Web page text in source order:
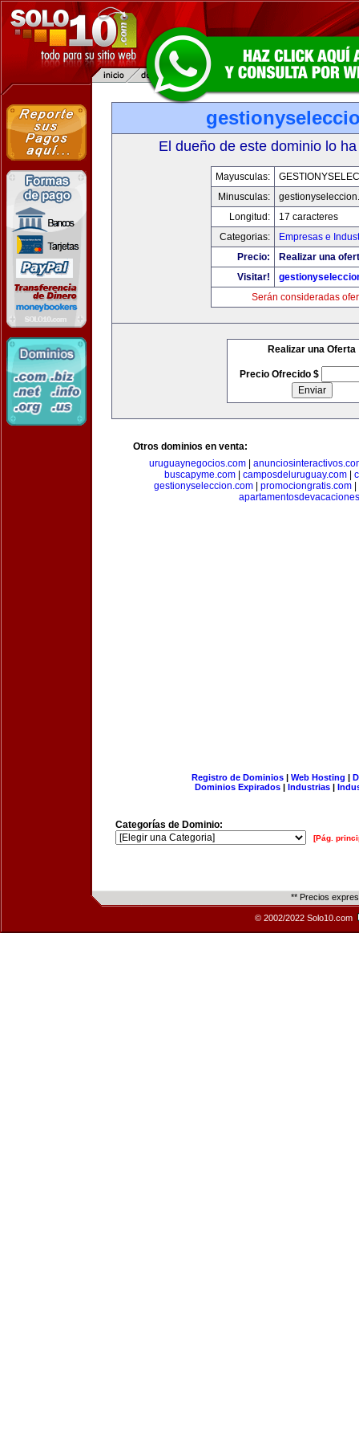
El dueño de este dominio lo
Mayusculas:
Minusculas:
Longitud:
17 caracteres
Categorias:
Empresas e
Precio:
Realizar una
Visitar!
Serán consideradas
Realizar una Oferta
Precio Ofrecido $
Otros dominios en venta:
uruguaynegocios.com|
buscapyme.com
camposdeluruguay.com
gestionyseleccion.com| promociongratis.com|
Registro de Dominios| Web Hosting |
Dominios Expirados | Industrias |
Categorías de Dominio:
[Pág.
** Precios
© 2002/2022 Solo10.com